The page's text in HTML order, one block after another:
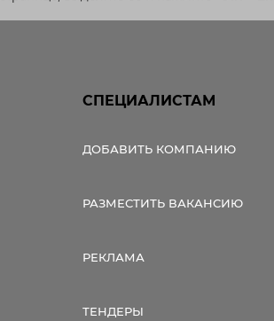
СПЕЦИАЛИСТАМ
ДОБАВИТЬ КОМПАНИЮ
РАЗМЕСТИТЬ ВАКАНСИЮ
РЕКЛАМА
ТЕНДЕРЫ